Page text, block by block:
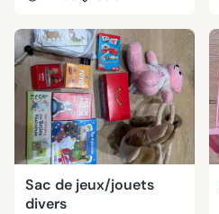
Sac de jeux/jouets
divers